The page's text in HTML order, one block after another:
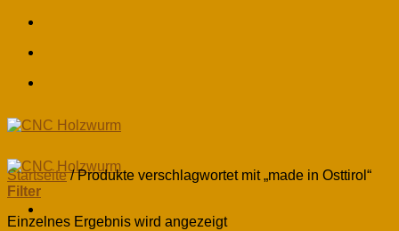
Skip
content
Startseite /Produkte verschlagwortet mit „made in Osttirol“
Filter
Einzelnes Ergebnis wird angezeigt